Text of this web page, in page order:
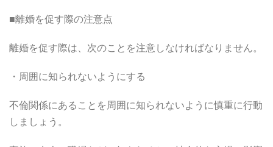
■離婚を促す際の注意点
離婚を促す際は、次のことを注意しなければなりません。
・周囲に知られないようにする
不倫関係にあることを周囲に知られないように慎重に行動
しましょう。